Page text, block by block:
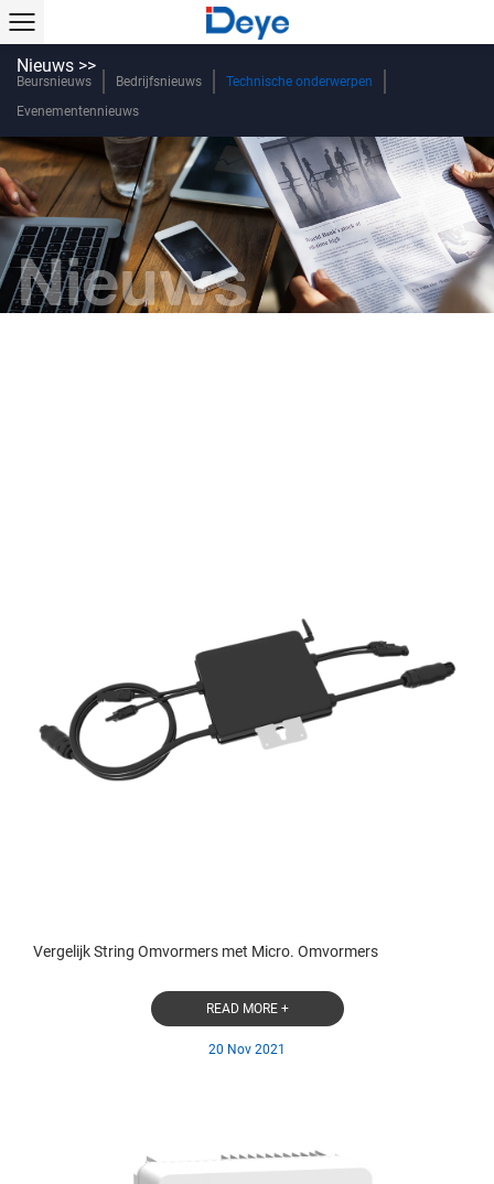
Nieuws >>
Beursnieuws Bedrijfsnieuws
Technische onderwerpen
Evenementennieuws
Nieuws
Vergelijk String Omvormers met Micro. Omvormers
READ MORE +
20 Nov 2021